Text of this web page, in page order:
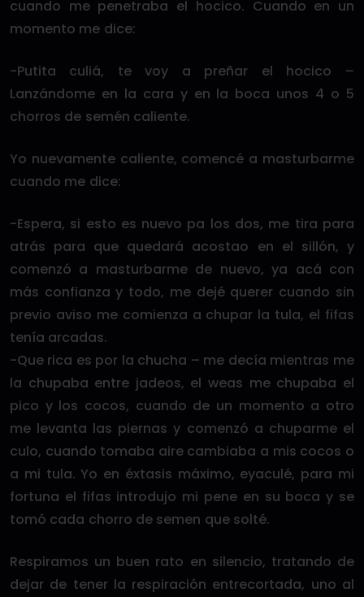
cuando me penetraba el hocico. Cuando en un
momento me dice:
-Putita culiá, te voy a preñar el hocico –
Lanzándome en la cara y en la boca unos 4 o 5
chorros de semén caliente.
Yo nuevamente caliente, comencé a masturbarme
cuando me dice:
-Espera, si esto es nuevo pa los dos, me tira para
atrás para que quedará acostao en el sillón, y
comenzó a masturbarme de nuevo, ya acá con
más confianza y todo, me dejé querer cuando sin
previo aviso me comienza a chupar la tula, el fifas
tenía arcadas.
-Que rica es por la chucha – me decía mientras me
la chupaba entre jadeos, el weas me chupaba el
pico y los cocos, cuando de un momento a otro
me levanta las piernas y comenzó a chuparme el
culo, cuando tomaba aire cambiaba a mis cocos o
a mi tula. Yo en éxtasis máximo, eyaculé, para mi
fortuna el fifas introdujo mi pene en su boca y se
tomó cada chorro de semen que solté.
Respiramos un buen rato en silencio, tratando de
dejar de tener la respiración entrecortada, uno al